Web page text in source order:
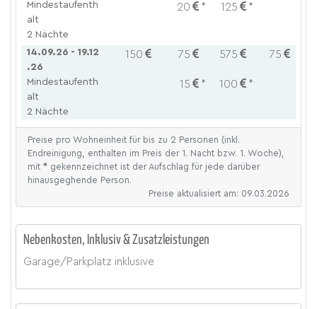
Mindestaufenth
alt
2 Nächte
20 * 125 *
14.09.26 - 19.12
.26
150 75 575 75
Mindestaufenth
alt
2 Nächte
15 * 100 *
Preise pro Wohneinheit für bis zu 2 Personen (inkl.
Endreinigung, enthalten im Preis der 1. Nacht bzw. 1. Woche),
mit* gekennzeichnet ist der Aufschlag für jede darüber
hinausgeghende Person.
Preise aktualisiert am: 09.03.2026
Nebenkosten, Inklusiv & Zusatzleistungen
Garage/Parkplatz inklusive